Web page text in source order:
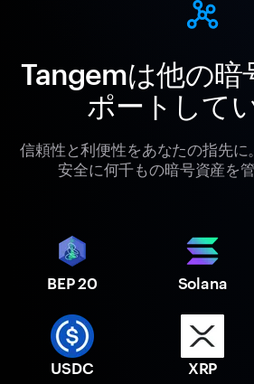
Tangemは他の暗
ポートして
信頼性と利便性をあなたの指先に
安全に何千もの暗号資産を
BEP 20 Solana
USDC XRP